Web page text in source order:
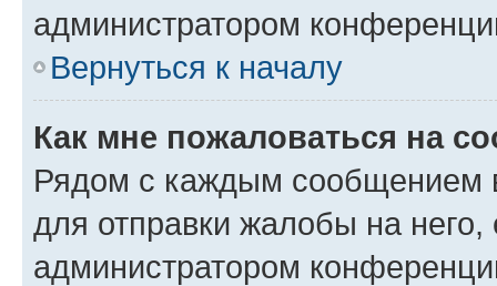
администратором
Вернуться к началу
Как мне пожаловаться на
Рядом с каждым сообщением
для отправки жалобы на
администратором